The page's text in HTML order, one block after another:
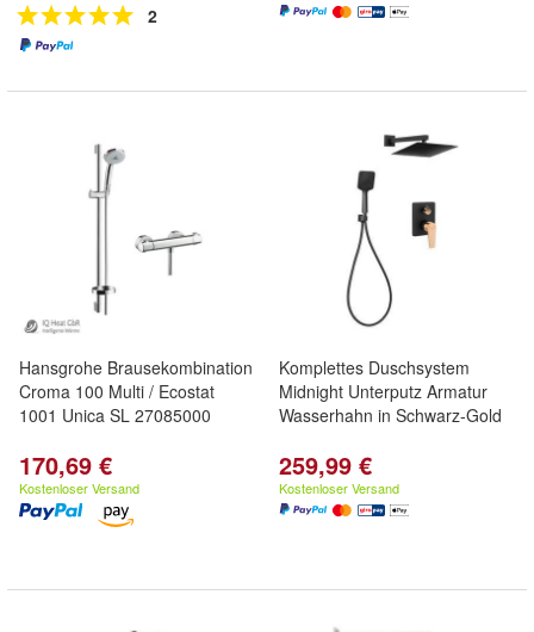
2
Hansgrohe Brausekombination
Croma 100 Multi / Ecostat
1001 Unica SL 27085000
170,69 €
Kostenloser Versand
Komplettes Duschsystem
Midnight Unterputz Armatur
Wasserhahn in Schwarz-Gold
259,99 €
Kostenloser Versand